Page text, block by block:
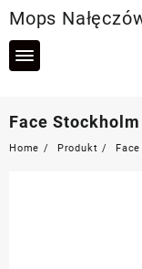
to
content
Mops
Face
Home Produkt